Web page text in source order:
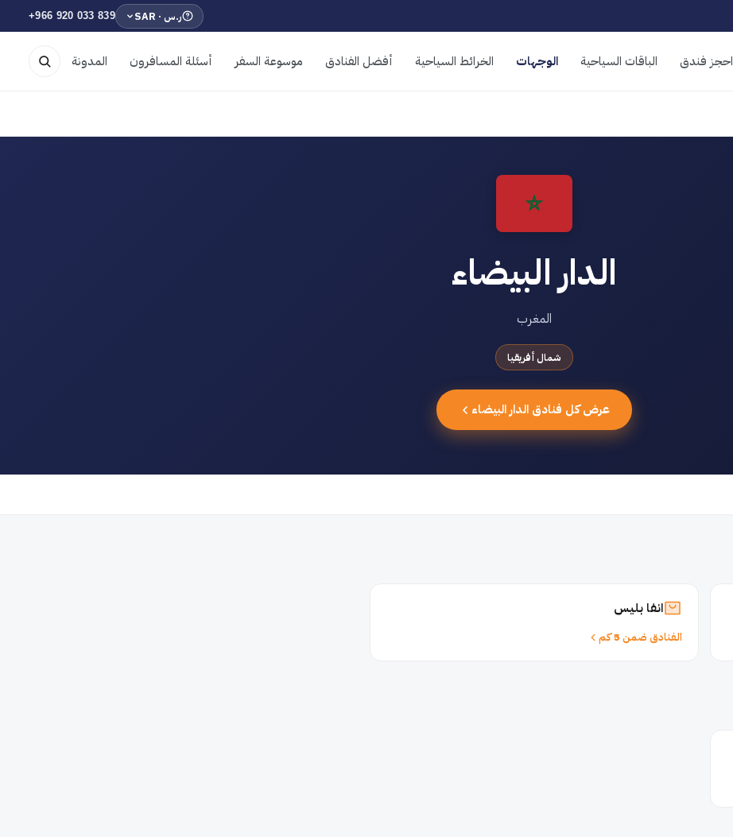
ر.س · SAR +966 920 033 839
احجز فندق الباقات السياحية الوجهات الخرائط السياحية أفضل الفنادق موسوعة السفر أسئلة المسافرون المدونة
الدار البيضاء
المغرب
شمال أفريقيا
عرض كل فنادق الدار البيضاء
انفا بليس
الفنادق ضمن 5 كم